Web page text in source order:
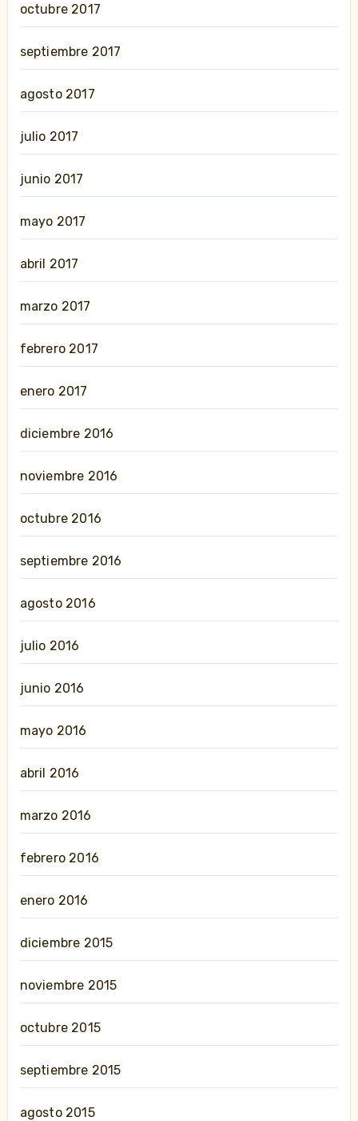
octubre 2017
septiembre 2017
agosto 2017
julio 2017
junio 2017
mayo 2017
abril 2017
marzo 2017
febrero 2017
enero 2017
diciembre 2016
noviembre 2016
octubre 2016
septiembre 2016
agosto 2016
julio 2016
junio 2016
mayo 2016
abril 2016
marzo 2016
febrero 2016
enero 2016
diciembre 2015
noviembre 2015
octubre 2015
septiembre 2015
agosto 2015